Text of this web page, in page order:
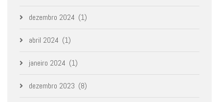
dezembro 2024 (1)
abril 2024 (1)
janeiro 2024 (1)
dezembro 2023 (8)